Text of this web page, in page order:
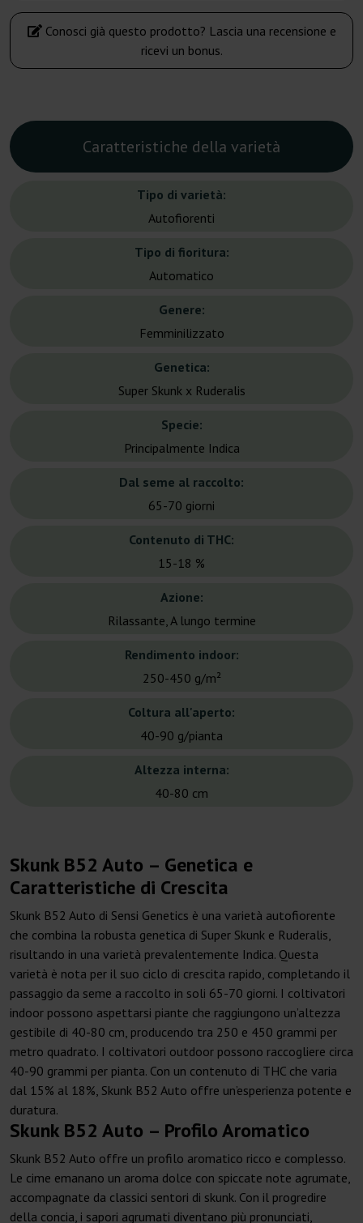
Conosci già questo prodotto? Lascia una recensione e
ricevi un bonus.
Caratteristiche della varietà
Tipo di varietà:
Autofiorenti
Tipo di fioritura:
Automatico
Genere:
Femminilizzato
Genetica:
Super Skunk x Ruderalis
Specie:
Principalmente Indica
Dal seme al raccolto:
65-70 giorni
Contenuto di THC:
15-18 %
Azione:
Rilassante, A lungo termine
Rendimento indoor:
250-450 g/m²
Coltura all'aperto:
40-90 g/pianta
Altezza interna:
40-80 cm
Skunk B52 Auto – Genetica e
Caratteristiche di Crescita
Skunk B52 Auto di Sensi Genetics è una varietà autofiorente
che combina la robusta genetica di Super Skunk e Ruderalis,
risultando in una varietà prevalentemente Indica. Questa
varietà è nota per il suo ciclo di crescita rapido, completando il
passaggio da seme a raccolto in soli 65-70 giorni. I coltivatori
indoor possono aspettarsi piante che raggiungono un’altezza
gestibile di 40-80 cm, producendo tra 250 e 450 grammi per
metro quadrato. I coltivatori outdoor possono raccogliere circa
40-90 grammi per pianta. Con un contenuto di THC che varia
dal 15% al 18%, Skunk B52 Auto offre un’esperienza potente e
duratura.
Skunk B52 Auto – Profilo Aromatico
Skunk B52 Auto offre un profilo aromatico ricco e complesso.
Le cime emanano un aroma dolce con spiccate note agrumate,
accompagnate da classici sentori di skunk. Con il progredire
della concia, i sapori agrumati diventano più pronunciati,